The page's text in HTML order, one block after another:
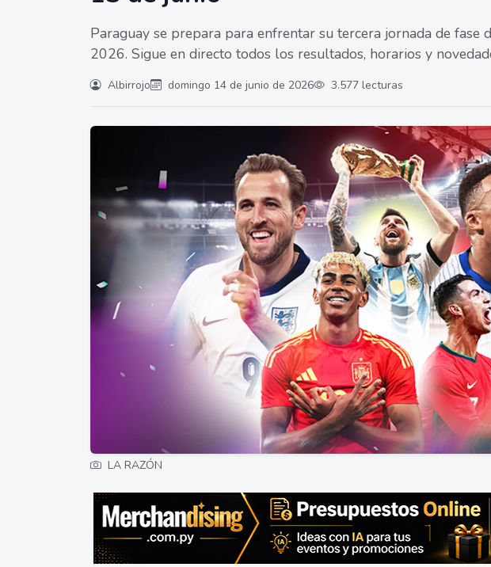
Paraguay se prepara para enfrentar su tercera jornada de fase
2026. Sigue en directo todos los resultados, horarios y
Albirrojo domingo 14 de junio de 2026 3.577 lecturas
LA RAZÓN